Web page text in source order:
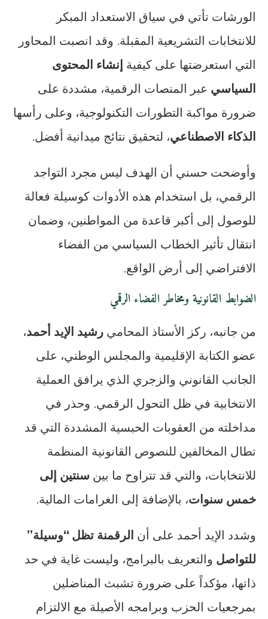
الورشات تأتي في سياق الاستعداد المبكر
للانتخابات التشريعية المقبلة. وقد انصبت المحاور
التي استعرضتها على كيفية إنشاء المحتوى
السياسي عبر المنصات الرقمية، مشددة على
ضرورة مواكبة التطورات التكنولوجية، وعلى رأسها
الذكاء الاصطناعي، لتحقيق نتائج ميدانية أفضل.
وأوضحت حسني أن الهدف ليس مجرد التواجد
الرقمي، بل استخدام هذه الأدوات كوسيلة فعالة
للوصول إلى أكبر قاعدة من المواطنين، وضمان
انتقال تأثير الخطاب السياسي من الفضاء
الافتراضي إلى أرض الواقع.
الضوابط القانونية ومخاطر الفضاء الرقمي
من جانبه، ركز الأستاذ المحاميرشيد الإيد أحمد،
عضو الكتابة الإقليمية والمجلس الوطني، على
الجانب القانوني والزجري الذي يرافق العملية
الانتخابية في ظل التحول الرقمي. وحذر في
مداخلته من العقوبات الحبسية المشددة التي قد
تطال المخالفين للنصوص القانونية المنظمة
للانتخابات، والتي قد تتراوح ما بين سنتين إلى
خمس سنوات، بالإضافة إلى الغرامات المالية.
وشدد الإيد أحمد على أن الرقمنة تظل “وسيلة”
للتواصل والتعريف بالبرامج، وليست غاية في حد
ذاتها، مؤكداً على ضرورة تشبث المناضلين
بمرجعيات الحزب وبرامجه الأصيلة مع الالتزام